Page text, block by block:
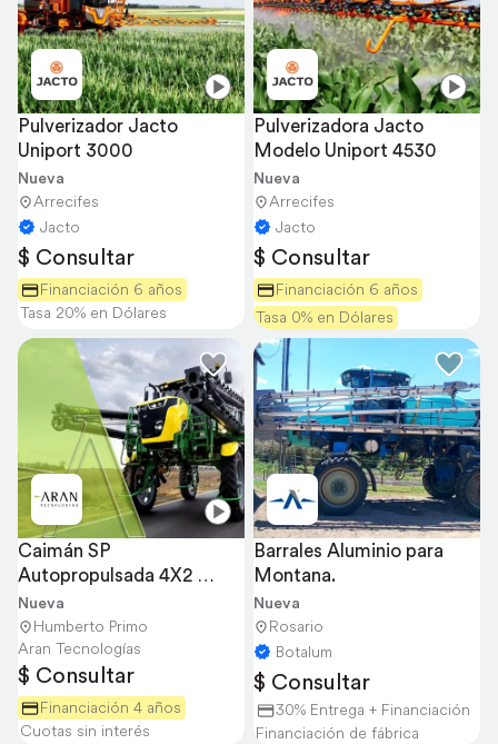
Pulverizador Jacto
Uniport 3000
Nueva
Arrecifes
Jacto
$ Consultar
Financiación 6 años
Tasa 20% en Dólares
Pulverizadora Jacto
Modelo Uniport 4530
Nueva
Arrecifes
Jacto
$ Consultar
Financiación 6 años
Tasa 0% en Dólares
Caimán SP
Autopropulsada 4X2
Configurable
Nueva
Humberto Primo
Aran Tecnologías
$ Consultar
Financiación 4 años
Cuotas sin interés
Barrales Aluminio para
Montana.
Nueva
Rosario
Botalum
$ Consultar
30% Entrega + Financiación
Financiación de fábrica